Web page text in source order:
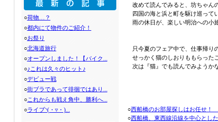
○荷物…？
○都内にて物件のご紹介！
○お祭り
○北海道旅行
○オープンしました！【バイク...
○♪これは久々のヒット♪
○デビュー戦
○街ブラであって徘徊ではあり...
○これからも戦え角中、勝利へ...
○ライブ◝(・▿・)...
改めて読んでみると、坊ちゃん
四国の海と浜と町を駆け巡って
雨の休日が、楽しい明治への小
只今夏のフェア中で、仕事帰り
せっかく猫のしおりももらった
次は『猫』でも読んでみよう
○西船橋のお部屋探しはお任せ！
○西船橋、東西線沿線を中心とし